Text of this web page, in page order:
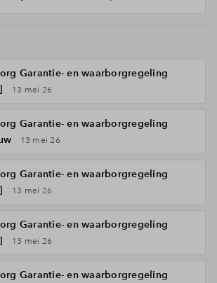
Garantie- en waarborgregeling
13 mei 26
Garantie- en waarborgregeling
13 mei 26
Garantie- en waarborgregeling
13 mei 26
Garantie- en waarborgregeling
13 mei 26
Garantie- en waarborgregeling